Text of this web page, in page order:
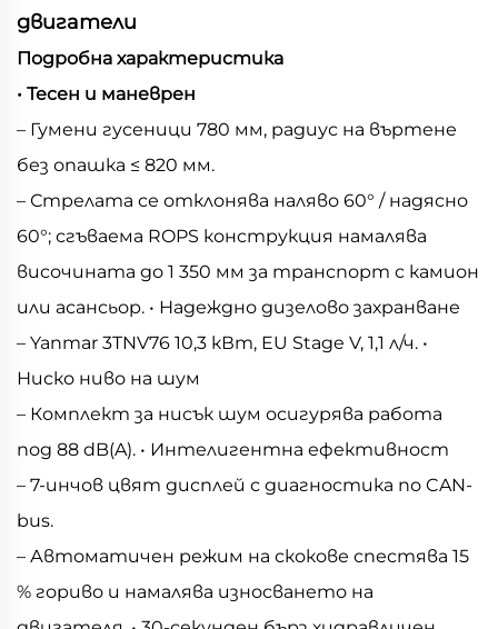
двигатели
Подробна характеристика
• Тесен и маневрен
– Гумени гусеници 780 мм, радиус на въртене
без опашка ≤ 820 мм.
– Стрелата се отклонява наляво 60° / надясно
60°; сгъваема ROPS конструкция намалява
височината до 1 350 мм за транспорт с камион
или асансьор. • Надеждно дизелово захранване
– Yanmar 3TNV76 10,3 кВт, EU Stage V, 1,1 л/ч. •
Ниско ниво на шум
– Комплект за нисък шум осигурява работа
под 88 dB(A). • Интелигентна ефективност
– 7-инчов цвят дисплей с диагностика по CAN-
bus.
– Автоматичен режим на скокове спестява 15
% гориво и намалява износването на